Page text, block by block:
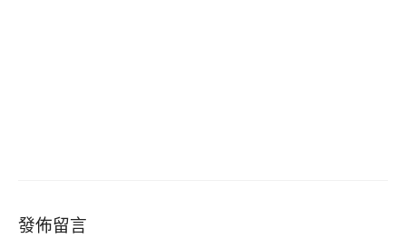
發佈留言